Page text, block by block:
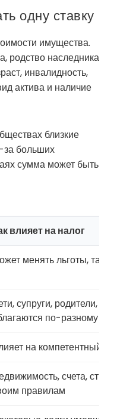
одну ставку
имущества.
родство наследника
инвалидность,
актива и наличие
близкие
за больших
сумма может быть
влияет на налог
менять льготы,
супруги, родители,
по-разному
на компетентный
счета,
правилам